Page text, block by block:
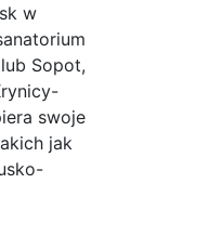
w
Sopot,
swoje
jak